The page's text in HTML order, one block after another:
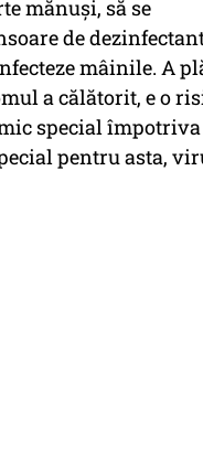
mănuși, să se
de
mâinile. A
a călătorit, e o
special împotriva
pentru asta,